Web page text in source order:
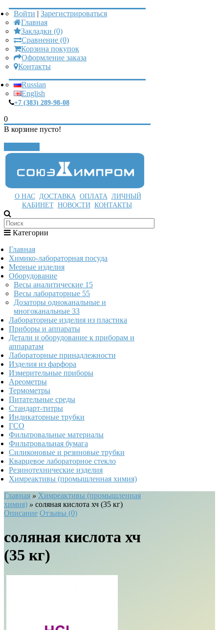
Войти | Зарегистрироваться
Главная
Закладки (0)
Сравнение (0)
Корзина покупок
Оформление заказа
Контакты
Russian
English
+7 (383) 289-98-08
0
В корзине пусто!
О НАС ДОСТАВКА ОПЛАТА ЛИЧНЫЙ
КАБИНЕТ НОВОСТИ КОНТАКТЫ
Категории
Главная
Химико-лабораторная посуда
Мерные изделия
Оборудование
Весы аналитические 15
Весы лабораторные 55
Дозаторы одноканальные и
многоканальные 33
Лабораторные изделия из пластика
Приборы и аппараты
Детали и оборудование к приборам и
аппаратам
Лабораторные принадлежности
Изделия из фарфора
Измерительные приборы
Ареометры
Термометры
Питательные среды
Стандарт-титры
Индикаторные трубки
ГСО
Фильтровальные материалы
Фильтровальная бумага
Силиконовые и резиновые трубки
Кварцевое лабораторное стекло
Резинотехнические изделия
Химреактивы (промышленная химия)
Главная » Химреактивы (промышленная
химия) » соляная кислота хч (35 кг)
Описание Отзывы (0)
соляная кислота хч
(35 кг)